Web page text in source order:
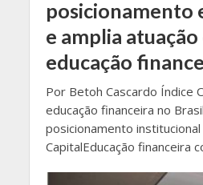
posicionamento
e amplia atuação
educação
Por Betoh Cascardo Índice
educação financeira no
posicionamento institucional
CapitalEducação financeira